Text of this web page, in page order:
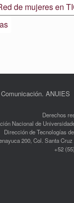
de mujeres en
ANUIES
Derechos
Nacional de
Dirección de Tecnologías
200, Col. Santa
+52